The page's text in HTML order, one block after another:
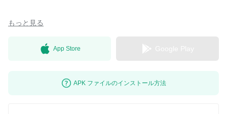
もっと見る
App Store
APK ファイルのインストール方法